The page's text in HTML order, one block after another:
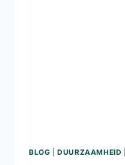
BLOG |DUURZAAMHEID